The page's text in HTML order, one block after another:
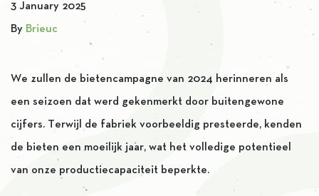
3 January 2025
By Brieuc
We zullen de bietencampagne van 2024 herinneren als
een seizoen dat werd gekenmerkt door buitengewone
cijfers. Terwijl de fabriek voorbeeldig presteerde, kenden
de bieten een moeilijk jaar, wat het volledige potentieel
van onze productiecapaciteit beperkte.